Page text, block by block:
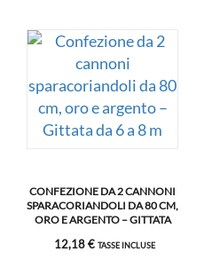
CONFEZIONE DA 2 CANNONI
SPARACORIANDOLI DA 80 CM,
ORO E ARGENTO – GITTATA
12,18 € TASSE INCLUSE